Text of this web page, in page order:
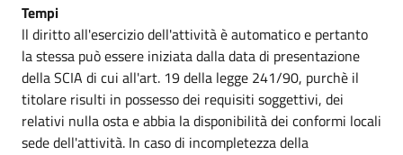
Tempi
ll diritto all'esercizio dell'attività è automatico e pertanto
la stessa può essere iniziata dalla data di presentazione
della SCIA di cui all'art. 19 della legge 241/90, purchè il
titolare risulti in possesso dei requisiti soggettivi, dei
relativi nulla osta e abbia la disponibilità dei conformi locali
sede dell'attività. In caso di incompletezza della